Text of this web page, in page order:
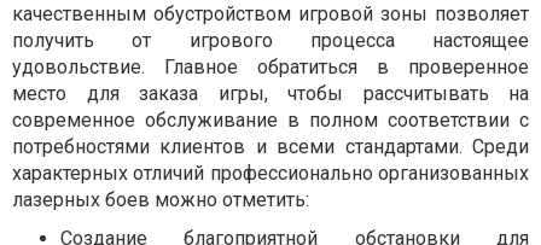
качественным обустройством игровой зоны позволяет
получить от игрового процесса настоящее
удовольствие. Главное обратиться в проверенное
место для заказа игры, чтобы рассчитывать на
современное обслуживание в полном соответствии с
потребностями клиентов и всеми стандартами. Среди
характерных отличий профессионально организованных
лазерных боев можно отметить:
Создание благоприятной обстановки для